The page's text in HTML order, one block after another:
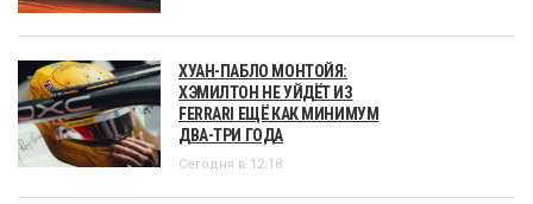
ХУАН-ПАБЛО МОНТОЙЯ:
ХЭМИЛТОН НЕ УЙДЁТ ИЗ
FERRARI ЕЩЁ КАК МИНИМУМ
ДВА-ТРИ ГОДА
Сегодня в 12:18